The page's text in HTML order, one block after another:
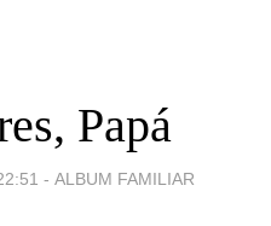
Papá
- ALBUM FAMILIAR